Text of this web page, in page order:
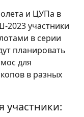
и ЦУПа в
участники
в серии
планировать
для
в разных
участники: